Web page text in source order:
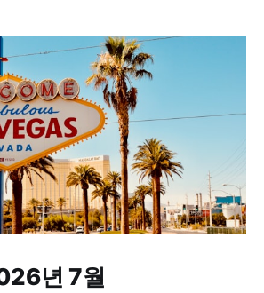
년 7월